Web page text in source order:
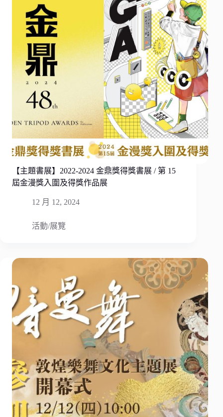
【主題書展】2022-2024 金鼎獎得獎書展 / 第 15
屆金漫獎入圍及得獎作品展
12 月 12, 2024
活動/展覽